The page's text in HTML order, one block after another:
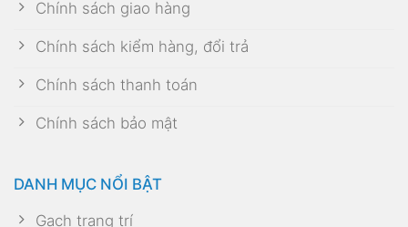
Chính sách giao hàng
Chính sách kiểm hàng, đổi trả
Chính sách thanh toán
Chính sách bảo mật
DANH MỤC NỔI BẬT
Gạch trang trí